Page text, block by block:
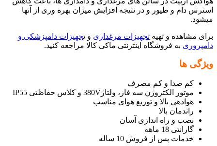
استرس دام و طیور و در نتیجه افزایش میزان بهره وری از آنها
میشود.
برای مشاهده و تهیه تجهیزات مرغداری و تجهیزات دامپزشکی و
دامپروری به فروشگاه اینترنتی ماکی کالا مراجعه کنید.
ویژگی ها
کم صدا و کم مصرف
موتور الکتروژن سه فاز، ولتاژ380V و کلاس حفاظتی IP55
هوادهی بالا و توزیع هوای مناسب
راندمان بالا
نصب و راه اندازی آسان
گارانتی 18 ماهه
خدمات پس از فروش 10 ساله